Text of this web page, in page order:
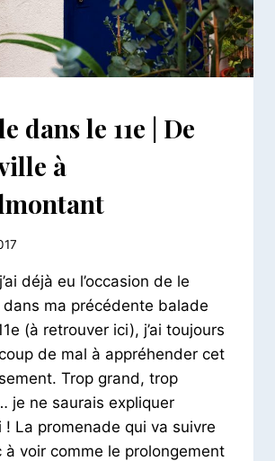
dans le 11e | De
à
déjà eu l’occasion de le
dans ma précédente balade
(à retrouver ici), j’ai toujours
de mal à appréhender cet
Trop grand, trop
je ne saurais expliquer
! La promenade qui va suivre
à voir comme le prolongement